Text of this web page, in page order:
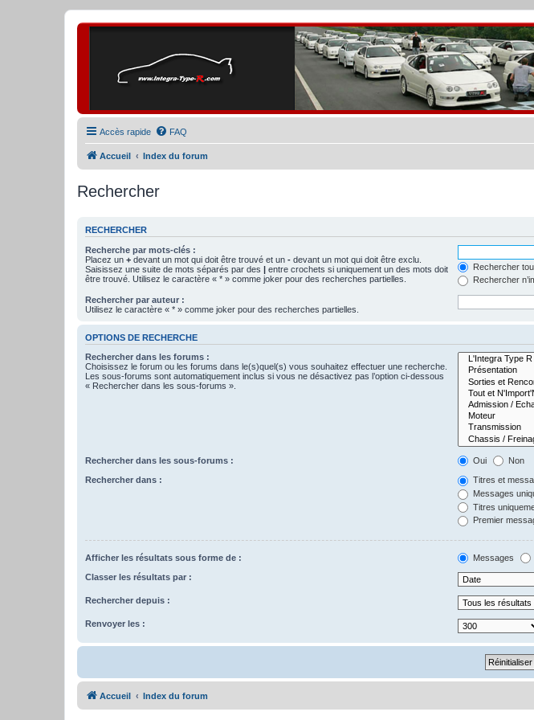
Accès rapide FAQ
Accueil Index du forum
Rechercher
RECHERCHER
Recherche par mots-clés :
Placez un + devant un mot qui doit être trouvé et un - devant un mot qui doit être exclu.
Saisissez une suite de mots séparés par des | entre crochets si uniquement un des mots doit
être trouvé. Utilisez le caractère « * » comme joker pour des recherches partielles.
Rechercher
Rechercher
Rechercher par auteur :
Utilisez le caractère « * » comme joker pour des recherches partielles.
OPTIONS DE RECHERCHE
Rechercher dans les forums :
Choisissez le forum ou les forums dans le(s)quel(s) vous souhaitez effectuer une recherche.
Les sous-forums sont automatiquement inclus si vous ne désactivez pas l’option ci-dessous
« Rechercher dans les sous-forums ».
Rechercher dans les sous-forums : Oui Non
Rechercher dans :
Titres et
Messages
Titres
Premier
Afficher les résultats sous forme de : Messages
Classer les résultats par :
Rechercher depuis :
Renvoyer les :
Accueil Index du forum